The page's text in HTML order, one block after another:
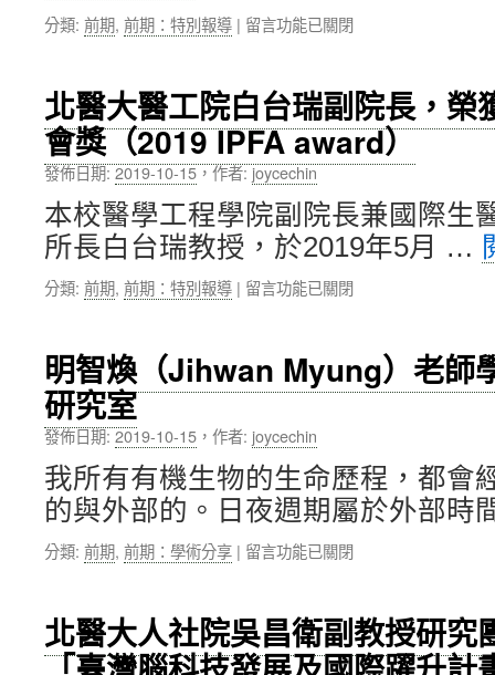
多
項
療
法
新
技
中
業
器
候
選
新
創
團
（B2MC
Taiwan）
赴
決
款
行
動
支
持
北
醫
大
各
發
分類: 前期, 前期：特別報導 | 在
第
一
人
～
北
醫
大
醫
院
院
長
選
國
際
醫
資
會
（IMIA）
主
留言功能已關閉
北醫大醫工院白台瑞副院長，榮
會獎（2019 IPFA award）
發佈日期:2019-10-15，作者: joycechin
本校醫學工程學院副院長兼國際生
所長白台瑞教授，於2019年5月 …
分類: 前期, 前期：特別報導 | 在
醫
工
白
台
瑞
副
院
長，
國
際
血
留言功能已關閉
明智煥（Jihwan Myung）老師
研究室
發佈日期:2019-10-15 ， 作者: joycechin
我所有有機生物的生命歷程，都會
的與外部的。日夜週期屬於外部
分類: 前期, 前期：學術分享 | 在
煥
（Jihwan
Myung）
留言功能已關閉
北醫大人社院吳昌衛副教授研究